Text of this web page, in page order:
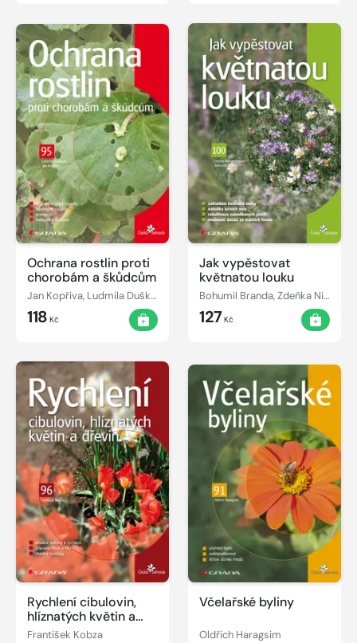
Ochrana rostlin proti
chorobám a škůdcům
Jan Kopřiva, Ludmila Dušková
118 Kč
Jak vypěstovat
květnatou louku
Bohumil Branda, Zdeňka Nikodémová
127Kč
Rychlení cibulovin,
hlíznatých květin a
dřevin
František Kobza
Včelařské byliny
Oldřich Haragsim